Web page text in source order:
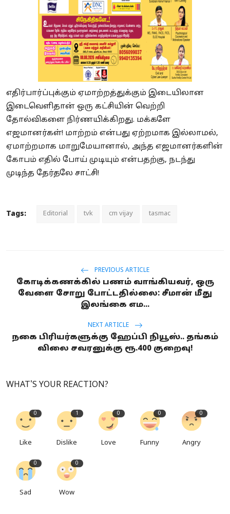
எதிர்பார்ப்புக்கும் ஏமாற்றத்துக்கும் இடையிலான
இடைவெளிதான் ஒரு கட்சியின் வெற்றி
தோல்விகளை நிர்ணயிக்கிறது. மக்களே
எஜமானர்கள்! மாற்றம் என்பது ஏற்றமாக இல்லாமல்,
ஏமாற்றமாக மாறுமேயானால், அந்த எஜமானர்களின்
கோபம் எதில் போய் முடியும் என்பதற்கு, நடந்து
முடிந்த தேர்தலே சாட்சி!
Tags: Editorial tvk cm vijay tasmac
PREVIOUS ARTICLE
கோடிக்கணக்கில் பணம் வாங்கியவர், ஒரு
வேளை சோறு போட்டதில்லை: சீமான் மீது
இலங்கை எம...
NEXT ARTICLE
நகை பிரியர்களுக்கு ஹேப்பி நியூஸ்.. தங்கம்
விலை சவரனுக்கு ரூ.400 குறைவு!
WHAT'S YOUR REACTION?
0
Like
1
Dislike
0
Love
0
Funny
0
Angry
0
Sad
0
Wow